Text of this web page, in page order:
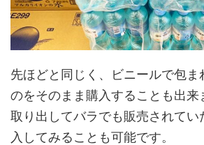
先ほどと同じく、ビニールで包ま
のをそのまま購入することも出来
取り出してバラでも販売されてい
入してみることも可能です。